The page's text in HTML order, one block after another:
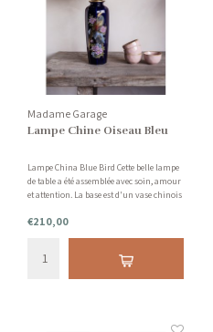
Madame Garage
Lampe Chine Oiseau Bleu
Lampe China Blue Bird Cette belle lampe
de table a été assemblée avec soin, amour
et attention. La base est d'un vase chinois
est rose clair avec une touche de velours.
€210,00